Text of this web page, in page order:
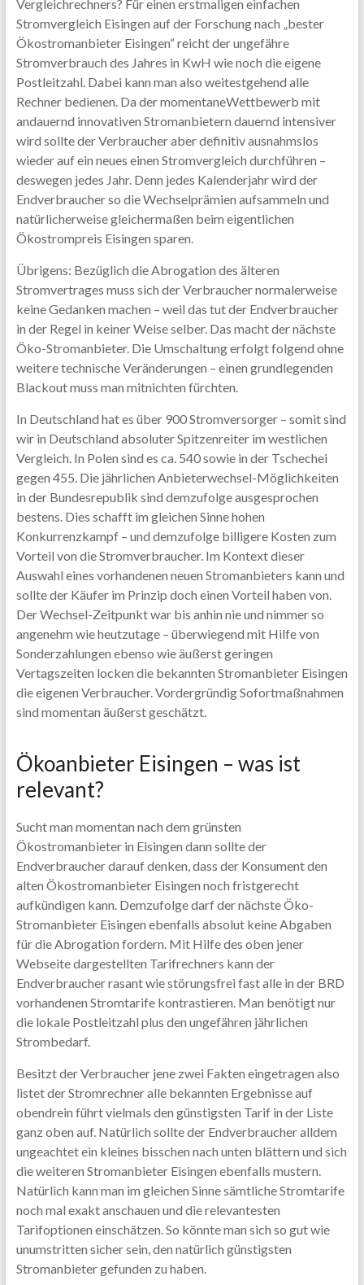
Vergleichrechners? Für einen erstmaligen einfachen
Stromvergleich Eisingen auf der Forschung nach „bester
Ökostromanbieter Eisingen“ reicht der ungefähre
Stromverbrauch des Jahres in KwH wie noch die eigene
Postleitzahl. Dabei kann man also weitestgehend alle
Rechner bedienen. Da der momentaneWettbewerb mit
andauernd innovativen Stromanbietern dauernd intensiver
wird sollte der Verbraucher aber definitiv ausnahmslos
wieder auf ein neues einen Stromvergleich durchführen –
deswegen jedes Jahr. Denn jedes Kalenderjahr wird der
Endverbraucher so die Wechselprämien aufsammeln und
natürlicherweise gleichermaßen beim eigentlichen
Ökostrompreis Eisingen sparen.
Übrigens: Bezüglich die Abrogation des älteren
Stromvertrages muss sich der Verbraucher normalerweise
keine Gedanken machen – weil das tut der Endverbraucher
in der Regel in keiner Weise selber. Das macht der nächste
Öko-Stromanbieter. Die Umschaltung erfolgt folgend ohne
weitere technische Veränderungen – einen grundlegenden
Blackout muss man mitnichten fürchten.
In Deutschland hat es über 900 Stromversorger – somit sind
wir in Deutschland absoluter Spitzenreiter im westlichen
Vergleich. In Polen sind es ca. 540 sowie in der Tschechei
gegen 455. Die jährlichen Anbieterwechsel-Möglichkeiten
in der Bundesrepublik sind demzufolge ausgesprochen
bestens. Dies schafft im gleichen Sinne hohen
Konkurrenzkampf – und demzufolge billigere Kosten zum
Vorteil von die Stromverbraucher. Im Kontext dieser
Auswahl eines vorhandenen neuen Stromanbieters kann und
sollte der Käufer im Prinzip doch einen Vorteil haben von.
Der Wechsel-Zeitpunkt war bis anhin nie und nimmer so
angenehm wie heutzutage – überwiegend mit Hilfe von
Sonderzahlungen ebenso wie äußerst geringen
Vertagszeiten locken die bekannten Stromanbieter Eisingen
die eigenen Verbraucher. Vordergründig Sofortmaßnahmen
sind momentan äußerst geschätzt.
Ökoanbieter Eisingen – was ist
relevant?
Sucht man momentan nach dem grünsten
Ökostromanbieter in Eisingen dann sollte der
Endverbraucher darauf denken, dass der Konsument den
alten Ökostromanbieter Eisingen noch fristgerecht
aufkündigen kann. Demzufolge darf der nächste Öko-
Stromanbieter Eisingen ebenfalls absolut keine Abgaben
für die Abrogation fordern. Mit Hilfe des oben jener
Webseite dargestellten Tarifrechners kann der
Endverbraucher rasant wie störungsfrei fast alle in der BRD
vorhandenen Stromtarife kontrastieren. Man benötigt nur
die lokale Postleitzahl plus den ungefähren jährlichen
Strombedarf.
Besitzt der Verbraucher jene zwei Fakten eingetragen also
listet der Stromrechner alle bekannten Ergebnisse auf
obendrein führt vielmals den günstigsten Tarif in der Liste
ganz oben auf. Natürlich sollte der Endverbraucher alldem
ungeachtet ein kleines bisschen nach unten blättern und sich
die weiteren Stromanbieter Eisingen ebenfalls mustern.
Natürlich kann man im gleichen Sinne sämtliche Stromtarife
noch mal exakt anschauen und die relevantesten
Tarifoptionen einschätzen. So könnte man sich so gut wie
unumstritten sicher sein, den natürlich günstigsten
Stromanbieter gefunden zu haben.